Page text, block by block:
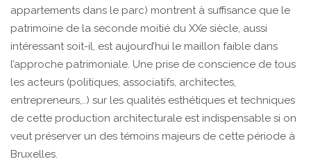
appartements dans le parc) montrent à suffisance que le
patrimoine de la seconde moitié du XXe siècle, aussi
intéressant soit-il, est aujourd’hui le maillon faible dans
l’approche patrimoniale. Une prise de conscience de tous
les acteurs (politiques, associatifs, architectes,
entrepreneurs,..) sur les qualités esthétiques et techniques
de cette production architecturale est indispensable si on
veut préserver un des témoins majeurs de cette période à
Bruxelles.